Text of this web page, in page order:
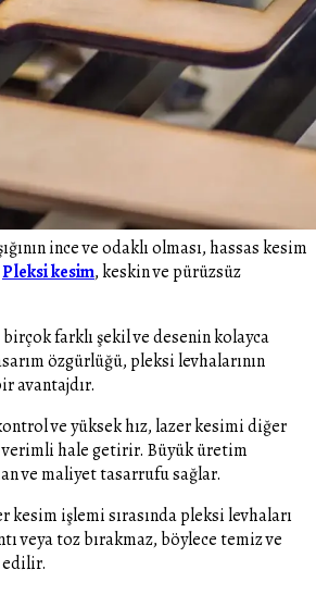
ince ve odaklı olması, hassas kesim
Pleksi kesim, keskin ve pürüzsüz
farklı şekil ve desenin kolayca
özgürlüğü, pleksi levhalarının
avantajdır.
ve yüksek hız, lazer kesimi diğer
hale getirir. Büyük üretim
ve maliyet tasarrufu sağlar.
kesim işlemi sırasında pleksi levhaları
veya toz bırakmaz, böylece temiz ve